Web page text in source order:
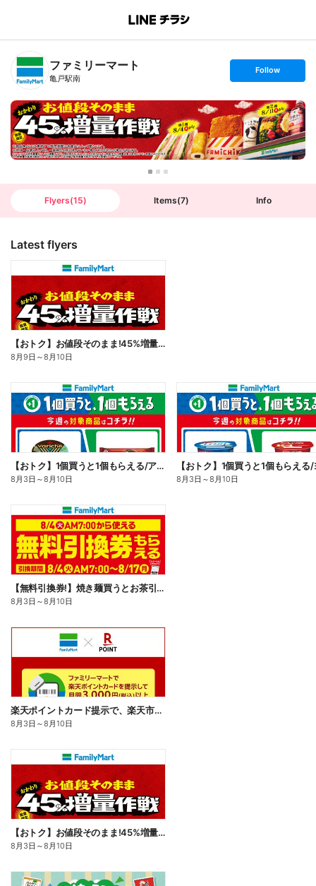
B
n
T
ファミリーマート
亀戸駅南
s
t
o
l
l
o
w
Follow
Flyers(15) Items(7) Info
Latest flyers
【おトク】お値段そのまま!45%増量作戦!
8月9日 ～8月10日
【おトク】1個買うと1個もらえる/アイス
8月3日 ～8月10日 8月3日 ～8月10日
【無料引換券!】焼き麺買うとお茶引換券貰える!
8月3日 ～8月10日
楽天ポイントカード提示で、楽天市場でのお買い物がおトクに!
8月3日 ～8月10日
【おトク】お値段そのまま!45%増量作戦!
8月3日 ～8月10日